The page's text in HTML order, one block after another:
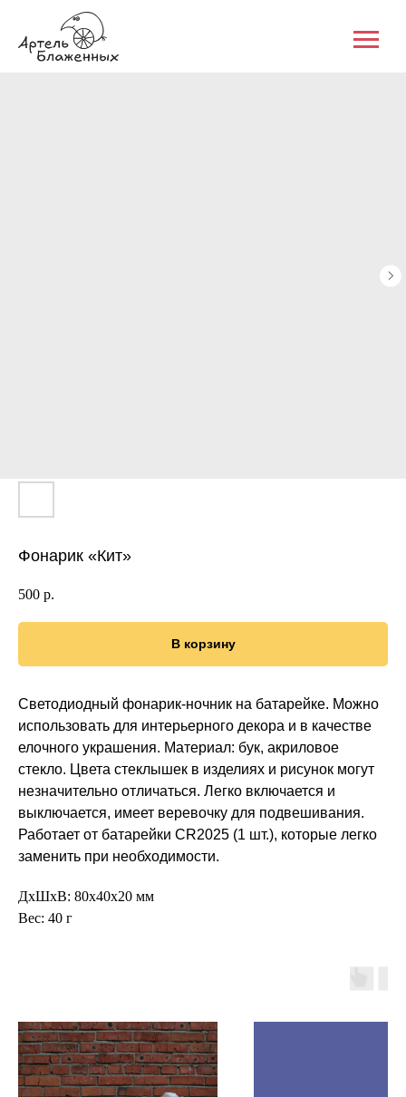
Фонарик «Кит»
500 р.
В корзину
Светодиодный фонарик-ночник на батарейке. Можно
использовать для интерьерного декора и в качестве
елочного украшения. Материал: бук, акриловое
стекло. Цвета стеклышек в изделиях и рисунок могут
незначительно отличаться. Легко включается и
выключается, имеет веревочку для подвешивания.
Работает от батарейки CR2025 (1 шт.), которые легко
заменить при необходимости.
ДxШxВ: 80x40x20 мм
Вес: 40 г